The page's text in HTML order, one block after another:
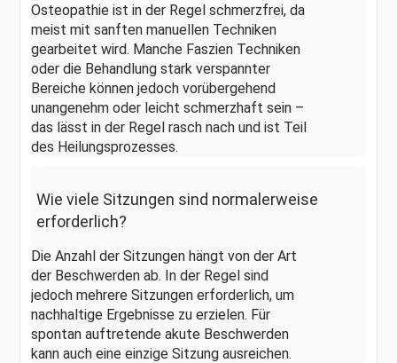
Osteopathie ist in der Regel schmerzfrei, da
meist mit sanften manuellen Techniken
gearbeitet wird. Manche Faszien Techniken
oder die Behandlung stark verspannter
Bereiche können jedoch vorübergehend
unangenehm oder leicht schmerzhaft sein –
das lässt in der Regel rasch nach und ist Teil
des Heilungsprozesses.
Wie viele Sitzungen sind normalerweise
erforderlich?
Die Anzahl der Sitzungen hängt von der Art
der Beschwerden ab. In der Regel sind
jedoch mehrere Sitzungen erforderlich, um
nachhaltige Ergebnisse zu erzielen. Für
spontan auftretende akute Beschwerden
kann auch eine einzige Sitzung ausreichen.